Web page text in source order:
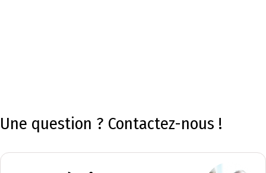
Une question ? Contactez-nous !